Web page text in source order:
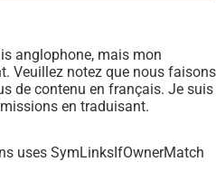
anglophone, mais mon
Veuillez notez que nous faisons
de contenu en français. Je suis
en traduisant.
uses SymLinksIfOwnerMatch